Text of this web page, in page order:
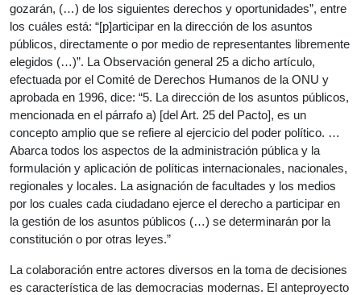
gozarán, (…) de los siguientes derechos y oportunidades”, entre
los cuáles está: “[p]articipar en la dirección de los asuntos
públicos, directamente o por medio de representantes libremente
elegidos (…)”. La Observación general 25 a dicho artículo,
efectuada por el Comité de Derechos Humanos de la ONU y
aprobada en 1996, dice: “5. La dirección de los asuntos públicos,
mencionada en el párrafo a) [del Art. 25 del Pacto], es un
concepto amplio que se refiere al ejercicio del poder político. …
Abarca todos los aspectos de la administración pública y la
formulación y aplicación de políticas internacionales, nacionales,
regionales y locales. La asignación de facultades y los medios
por los cuales cada ciudadano ejerce el derecho a participar en
la gestión de los asuntos públicos (…) se determinarán por la
constitución o por otras leyes.”
La colaboración entre actores diversos en la toma de decisiones
es característica de las democracias modernas. El anteproyecto